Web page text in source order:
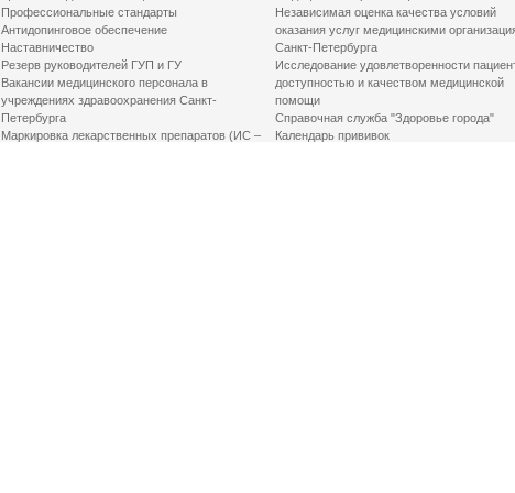
Профессиональные стандарты
Антидопинговое обеспечение
Наставничество
Резерв руководителей ГУП и ГУ
Вакансии медицинского персонала в
учреждениях здравоохранения Санкт-
Петербурга
Маркировка лекарственных препаратов (ИС –
Независимая оценка качества условий
оказания услуг медицинскими
Санкт-Петербурга
Исследование удовлетворенности
доступностью и качеством медицинской
помощи
Справочная служба "Здоровье города"
Календарь прививок